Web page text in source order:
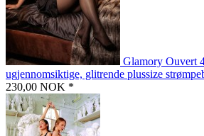
Glamory Ouvert
ugjennomsiktige, glitrende plussize
230,00 NOK *